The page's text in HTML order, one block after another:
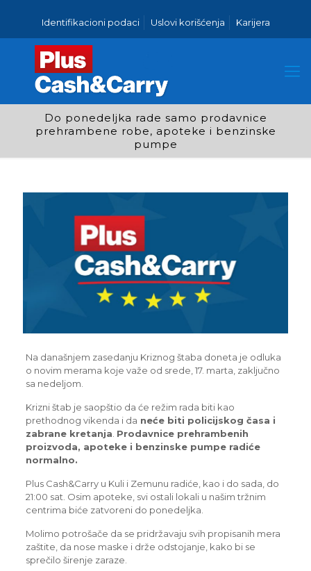
Identifikacioni podaci Uslovi korišćenja Karijera
Do ponedeljka rade samo prodavnice
prehrambene robe, apoteke i benzinske
pumpe
Na današnjem zasedanju Kriznog štaba doneta je odluka
o novim merama koje važe od srede, 17. marta, zaključno
sa nedeljom.
Krizni štab je saopštio da će režim rada biti kao
prethodnog vikenda i da neće biti policijskog časa i
zabrane kretanja. Prodavnice prehrambenih
proizvoda, apoteke i benzinske pumpe radiće
normalno.
Plus Cash&Carry u Kuli i Zemunu radiće, kao i do sada, do
21:00 sat. Osim apoteke, svi ostali lokali u našim tržnim
centrima biće zatvoreni do ponedeljka.
Molimo potrošače da se pridržavaju svih propisanih mera
zaštite, da nose maske i drže odstojanje, kako bi se
sprečilo širenje zaraze.